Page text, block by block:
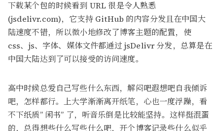
下载某个包的时候看到 URL 很是令人熟悉
(jsdelivr.com)，它支持 GitHub 的内容分发且在中国大
陆速度不错，所以微小地修改了博客主题的配置，使
css、js、字体、媒体文件都通过 jsDelivr 分发，总算是在
中国大陆达到了可以接受的访问速度。
高中时候总爱自己写些什么东西，解闷吧遐想吧自我倾诉
吧，怎样都行。上大学渐渐离开纸笔，心也一度浮躁，看
不下纸质” 闲书” 了，听音乐倒是比较能坚持。这样挺混蛋
的，总得想些什么写些什么吧，开个博客记录些什么似乎